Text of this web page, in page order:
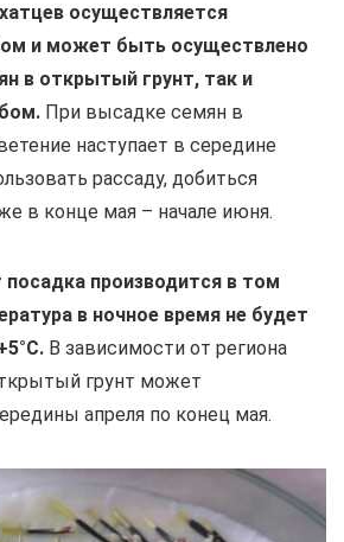
осуществляется
и может быть осуществлено
в открытый грунт, так и
При высадке семян в
наступает в середине
рассаду, добиться
в конце мая – начале июня.
производится в том
в ночное время не будет
В зависимости от региона
грунт может
апреля по конец мая.